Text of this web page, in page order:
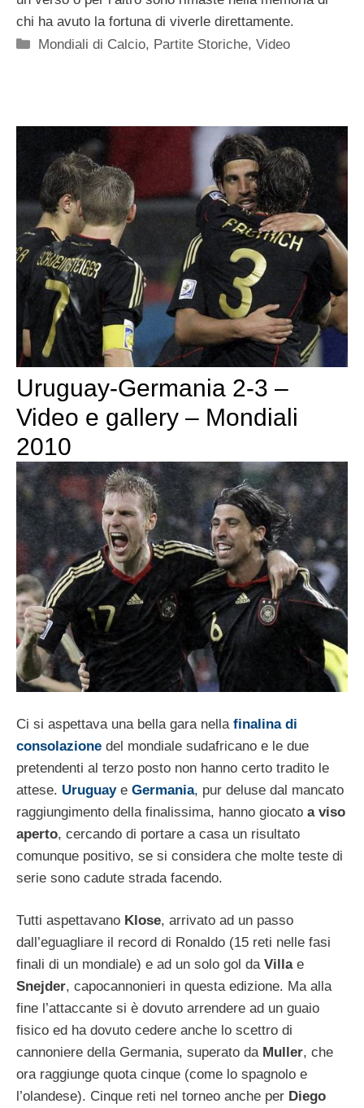
chi ha avuto la fortuna di viverle direttamente.
Categorie
Mondiali di Calcio, Partite Storiche,Video
Uruguay-Germania 2-3 –
Video e gallery – Mondiali
2010
Ci si aspettava una bella gara nella finalina di
consolazione del mondiale sudafricano e le due
pretendenti al terzo posto non hanno certo tradito le
attese. Uruguaye Germania, pur deluse dal mancato
raggiungimento della finalissima, hanno giocato a viso
aperto, cercando di portare a casa un risultato
comunque positivo, se si considera che molte teste di
serie sono cadute strada facendo.
Tutti aspettavano Klose, arrivato ad un passo
dall’eguagliare il record di Ronaldo (15 reti nelle fasi
finali di un mondiale) e ad un solo gol da Villae
Snejder, capocannonieri in questa edizione. Ma alla
fine l’attaccante si è dovuto arrendere ad un guaio
fisico ed ha dovuto cedere anche lo scettro di
cannoniere della Germania, superato da Muller, che
ora raggiunge quota cinque (come lo spagnolo e
l’olandese). Cinque reti nel torneo anche per Diego